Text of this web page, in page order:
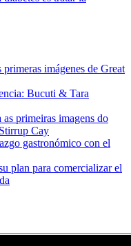
imágenes de Great
Bucuti & Tara
primeiras imagens do
Cay
gastronómico con el
plan para comercializar el